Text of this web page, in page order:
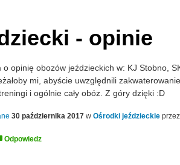
- opinie
o opinię obozów jeździeckich w: KJ Stobno,
mi, abyście uwzględnili
i ogólnie cały obóz. Z góry dzięki :D
30 października 2017 w Ośrodki jeździeckie